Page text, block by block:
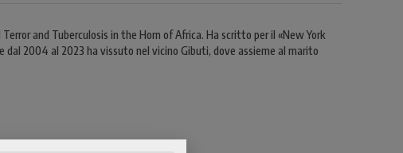
and Tuberculosis in the Horn of Africa. Ha scritto per il «New York
dal 2004 al 2023 ha vissuto nel vicino Gibuti, dove assieme al marito